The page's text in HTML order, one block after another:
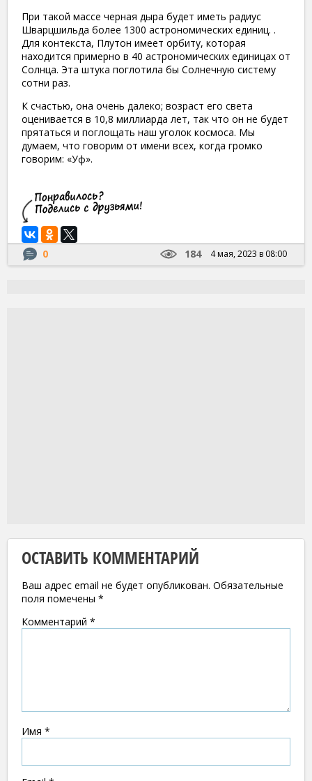
При такой массе черная дыра будет иметь радиус
Шварцшильда более 1300 астрономических единиц. .
Для контекста, Плутон имеет орбиту, которая
находится примерно в 40 астрономических единицах от
Солнца. Эта штука поглотила бы Солнечную систему
сотни раз.
К счастью, она очень далеко; возраст его света
оценивается в 10,8 миллиарда лет, так что он не будет
прятаться и поглощать наш уголок космоса. Мы
думаем, что говорим от имени всех, когда громко
говорим: «Уф».
0 184 4 мая, 2023 в 08:00
ОСТАВИТЬ КОММЕНТАРИЙ
Ваш адрес email не будет опубликован. Обязательные
поля помечены *
Комментарий *
Имя *